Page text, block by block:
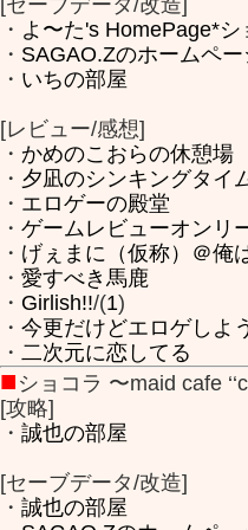
[セーブデータ/改造]
・ よ〜た's HomePage*
・ SAGAO.Zのホームペー
・ いちの部屋
[レビュー/感想]
・ かめのこおらの休憩場
・ 夕凪のシンキングタイ
・ エロゲーの殿堂
・ ゲームレビューオンリ
・ げぇまに（仮称）＠俺
・ 愛すべき馬鹿
・ Girlish!!/(1)
・ 今更だけどエロゲしよ
・ 二次元に恋してる
■ ショコラ 〜maid cafe
[攻略]
・ 誠也の部屋
[セーブデータ/改造]
・ 誠也の部屋